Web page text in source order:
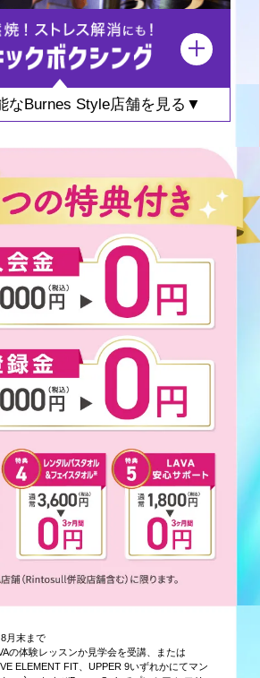
なBurnes Style店舗を見る▼
月末まで
の体験レッスンか見学会を受講、または
ELEMENT FIT、UPPER 9いずれかにてマン